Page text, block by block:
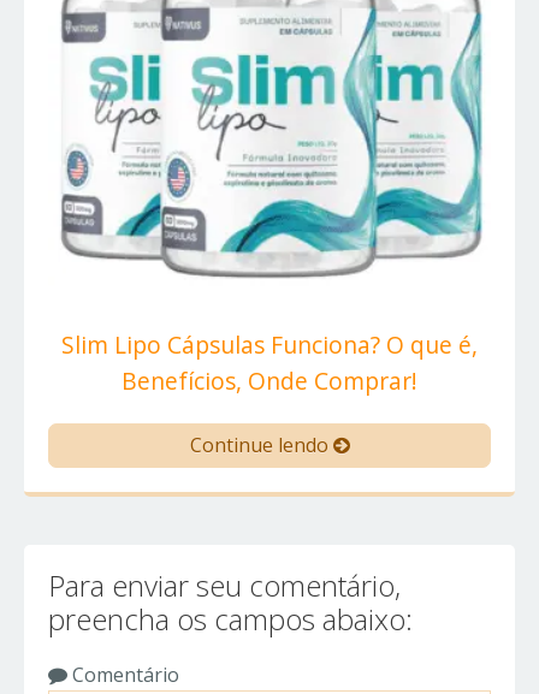
Slim Lipo Cápsulas Funciona? O que é,
Benefícios, Onde Comprar!
Continue lendo
Para enviar seu comentário,
preencha os campos abaixo:
Comentário